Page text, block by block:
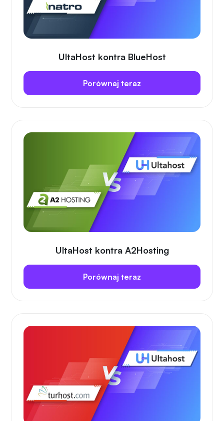
UltaHost kontra BlueHost
Porównaj teraz
UltaHost kontra A2Hosting
Porównaj teraz